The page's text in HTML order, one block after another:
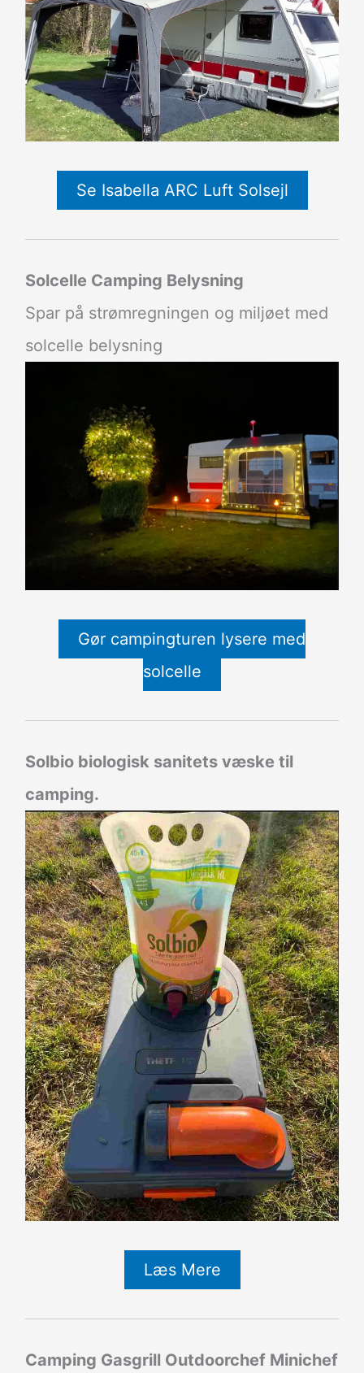
Se Isabella ARC Luft Solsejl
Solcelle Camping Belysning
Spar på strømregningen og miljøet med
solcelle belysning
Gør campingturen lysere med
solcelle
Solbio biologisk sanitets væske til
camping.
Læs Mere
Camping Gasgrill Outdoorchef Minichef